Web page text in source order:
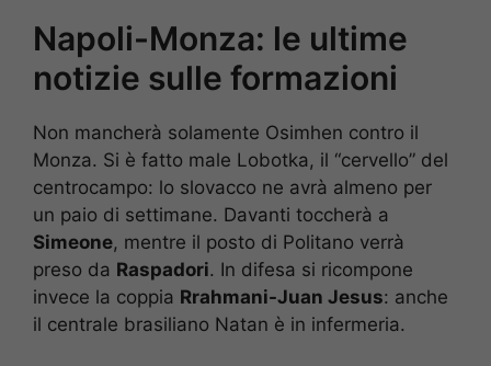
Napoli-Monza: le ultime
notizie sulle formazioni
Non mancherà solamente Osimhen contro il
Monza. Si è fatto male Lobotka, il “cervello” del
centrocampo: lo slovacco ne avrà almeno per
un paio di settimane. Davanti toccherà a
Simeone, mentre il posto di Politano verrà
preso da Raspadori. In difesa si ricompone
invece la coppia Rrahmani-Juan Jesus: anche
il centrale brasiliano Natan è in infermeria.